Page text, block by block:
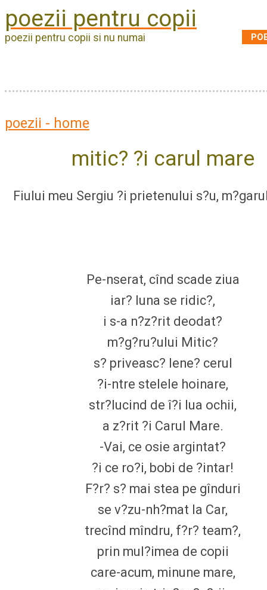
poezii pentru copii
poezii pentru copii si nu numai
poezii - home
mitic? ?i carul mare
Fiului meu Sergiu ?i prietenului s?u,
Pe-nserat, cînd scade ziua
iar? luna se ridic?,
i s-a n?z?rit deodat?
m?g?ru?ului Mitic?
s? priveasc? lene? cerul
?i-ntre stelele hoinare,
str?lucind de î?i lua ochii,
a z?rit ?i Carul Mare.
-Vai, ce osie argintat?
?i ce ro?i, bobi de ?intar!
F?r? s? mai stea pe gînduri
se v?zu-nh?mat la Car,
trecînd mîndru, f?r? team?,
prin mul?imea de copii
care-acum, minune mare,